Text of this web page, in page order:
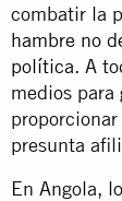
combatir la
hambre no
política. A
medios para
presunta
En Angola,